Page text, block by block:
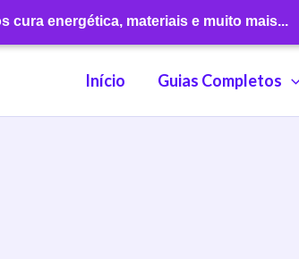
cura energética, materiais e muito mais...
Início Guias Completos